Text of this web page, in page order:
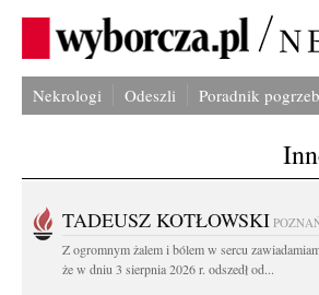
Nekrologi Odeszli Poradnik
TADEUSZ KOTŁOWSKI
Z ogromnym żalem i bólem w sercu
że w dniu 3 sierpnia 2026 r. odszedł od...